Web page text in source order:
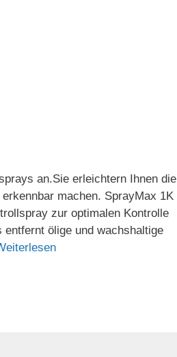
an.Sie erleichtern Ihnen die
machen. SprayMax 1K
zur optimalen Kontrolle
ölige und wachshaltige